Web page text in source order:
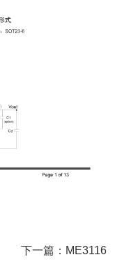
下一篇：ME3116